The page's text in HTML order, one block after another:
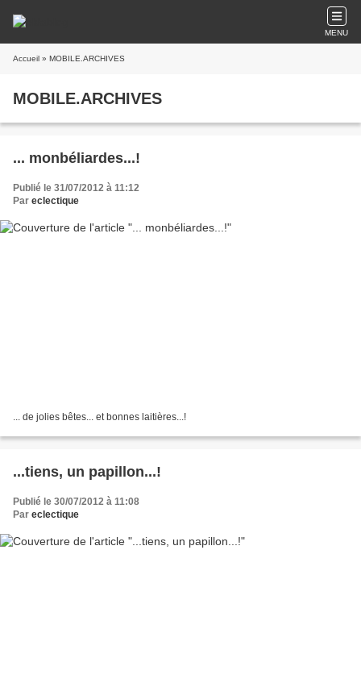
MENU
Accueil » MOBILE.ARCHIVES
MOBILE.ARCHIVES
... monbéliardes...!
Publié le 31/07/2012 à 11:12
Par eclectique
... de jolies bêtes... et bonnes laitières...!
...tiens, un papillon...!
Publié le 30/07/2012 à 11:08
Par eclectique